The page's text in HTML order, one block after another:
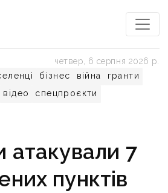
бізнес війна
гранти
відео спецпроєкти
четвер, 6 серпня 2026 р.
атакували 7
пунктів